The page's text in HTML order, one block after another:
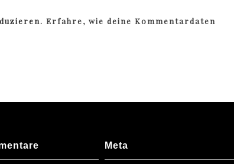
Erfahre, wie deine Kommentardaten
Meta